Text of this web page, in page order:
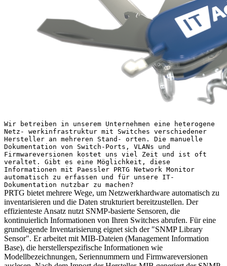
Wir betreiben in unserem Unternehmen eine heterogene
Netz- werkinfrastruktur mit Switches verschiedener
Hersteller an mehreren Stand- orten. Die manuelle
Dokumentation von Switch-Ports, VLANs und
Firmwareversionen kostet uns viel Zeit und ist oft
veraltet. Gibt es eine Möglichkeit, diese
Informationen mit Paessler PRTG Network Monitor
automatisch zu erfassen und für unsere IT-
Dokumentation nutzbar zu machen?
PRTG bietet mehrere Wege, um Netzwerkhardware automatisch zu
inventarisieren und die Daten strukturiert bereitzustellen. Der
effizienteste Ansatz nutzt SNMP-basierte Sensoren, die
kontinuierlich Informationen von Ihren Switches abrufen. Für eine
grundlegende Inventarisierung eignet sich der "SNMP Library
Sensor". Er arbeitet mit MIB-Dateien (Management Information
Base), die herstellerspezifische Informationen wie
Modellbezeichnungen, Seriennummern und Firmwareversionen